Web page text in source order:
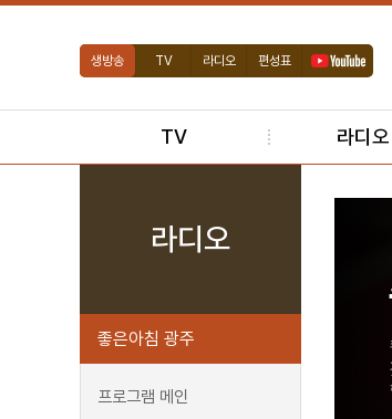
생방송 TV 라디오 편성표
TV 라디오
라디오
좋은아침 광주
프로그램 메인